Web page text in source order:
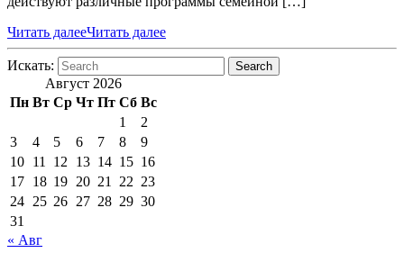
Читать далееЧитать далее
Искать: Search
Август 2026
Пн Вт Ср Чт Пт Сб Вс
1
2
3
4 5 6 7 8
9
10 11 12 13 14 15 16
17 18 19 20 21 22 23
24 25 26 27 28 29 30
31
« Авг